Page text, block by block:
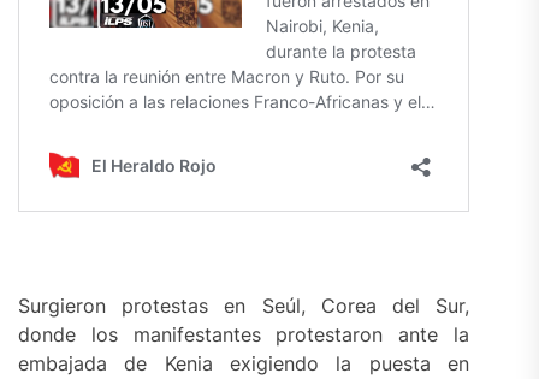
Surgieron protestas en Seúl, Corea del Sur,
donde los manifestantes protestaron ante la
embajada de Kenia exigiendo la puesta en